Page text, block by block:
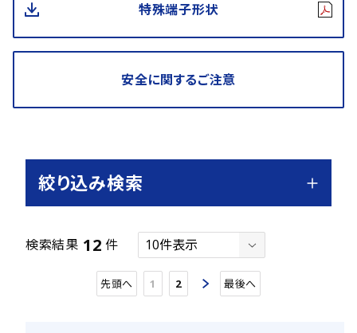
特殊端子形状
安全に関するご注意
絞り込み検索
検索結果 12 件
先頭へ 1 2 最後へ